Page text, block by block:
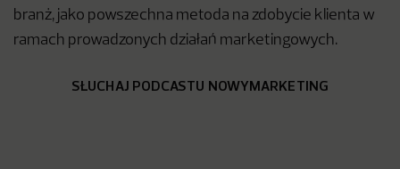
branż, jako powszechna metoda na zdobycie klienta w
ramach prowadzonych działań marketingowych.
SŁUCHAJ PODCASTU NOWYMARKETING